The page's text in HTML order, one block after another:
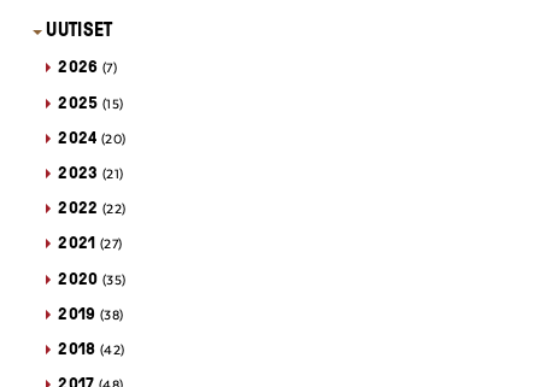
UUTISET
2026 (7)
2025 (15)
2024 (20)
2023 (21)
2022 (22)
2021 (27)
2020 (35)
2019 (38)
2018 (42)